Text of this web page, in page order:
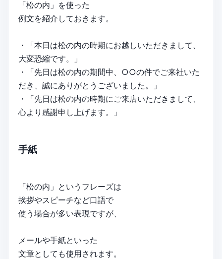
「松の内」を使った
例文を紹介しておきます。
・「本日は松の内の時期にお越しいただきまして、
大変恐縮です。」
・「先日は松の内の期間中、○○の件でご来社いた
だき、誠にありがとうございました。」
・「先日は松の内の時期にご来店いただきまして、
心より感謝申し上げます。」
手紙
「松の内」というフレーズは
挨拶やスピーチなど口語で
使う場合が多い表現ですが、
メールや手紙といった
文章としても使用されます。